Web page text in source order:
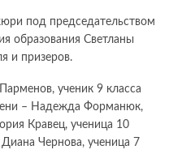
под председательством
образования Светланы
и призеров.
ученик 9 класса
– Надежда Форманюк,
Кравец, ученица 10
Чернова, ученица 7